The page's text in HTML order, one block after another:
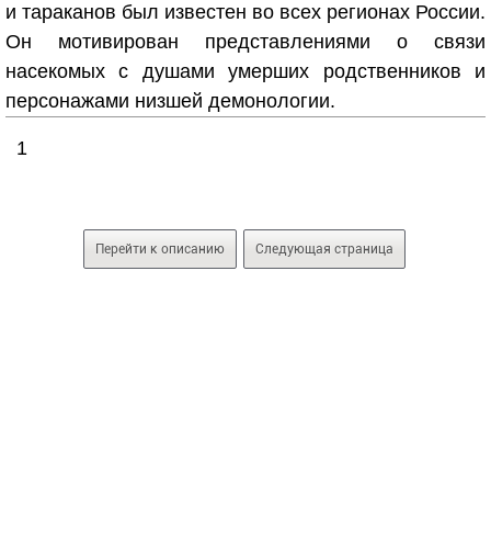
и тараканов был известен во всех регионах России.
Он мотивирован представлениями о связи
насекомых с душами умерших родственников и
персонажами низшей демонологии.
1
Перейти к описанию Следующая страница